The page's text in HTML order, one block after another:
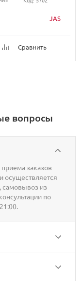
JAS
Сравнить
вопросы
заказов
осуществляется
самовывоз из
по